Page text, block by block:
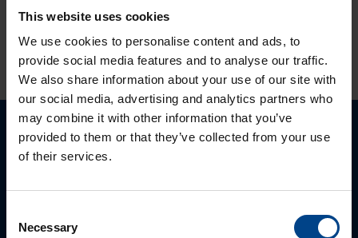
This website uses cookies
We use cookies to personalise content and ads, to
provide social media features and to analyse our traffic.
We also share information about your use of our site with
our social media, advertising and analytics partners who
may combine it with other information that you’ve
provided to them or that they’ve collected from your use
of their services.
Selection
Necessary
HINNANGUD JA MÄRGISTUSED
Palun võtke meiega ühendust